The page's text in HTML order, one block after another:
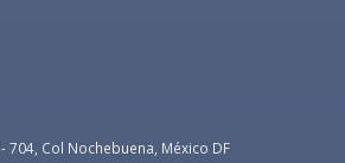
704, Col Nochebuena, México DF